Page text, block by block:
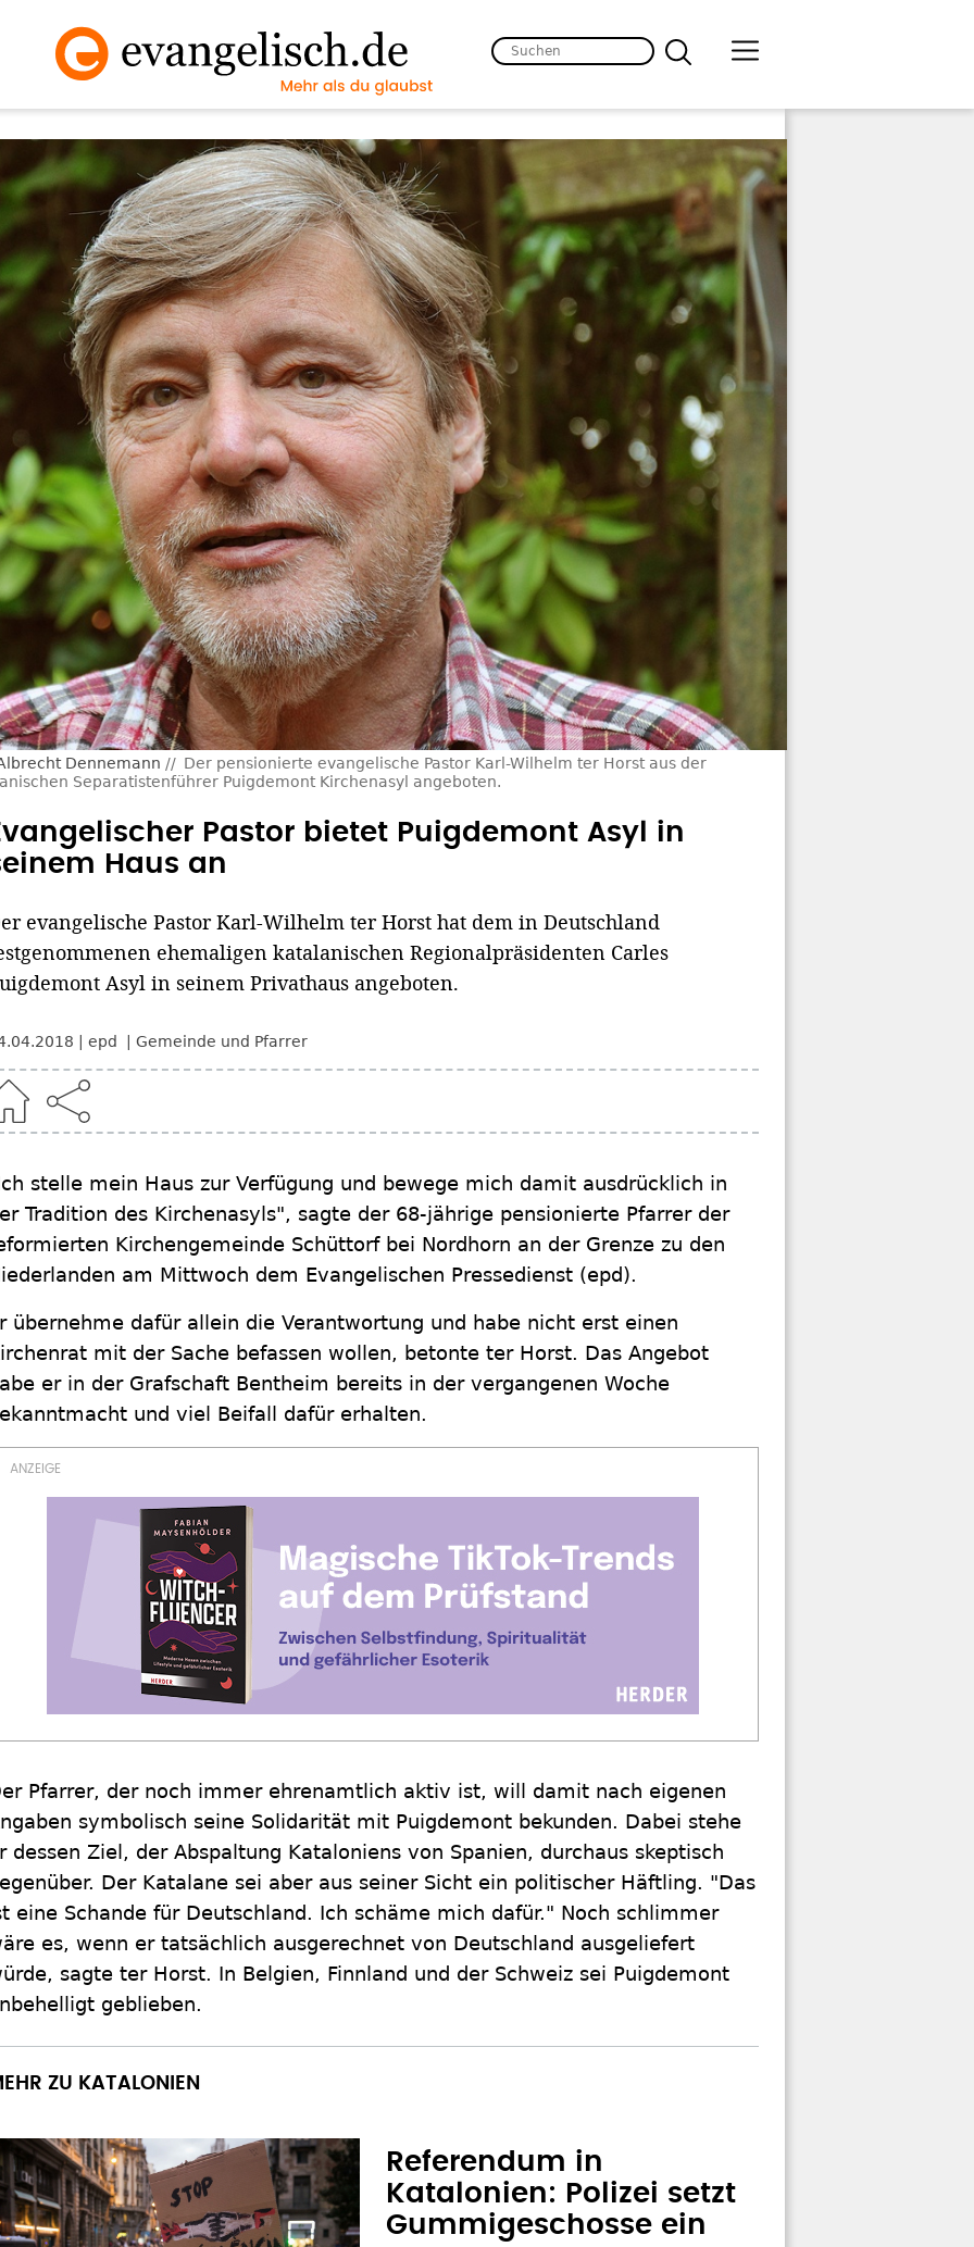
Dennemann
Der pensionierte evangelische Pastor Karl-Wilhelm ter Horst aus der
Separatistenführer Puigdemont Kirchenasyl angeboten.
Pastor bietet Puigdemont Asyl in
Haus an
evangelische Pastor Karl-Wilhelm ter Horst hat dem in Deutschland
ehemaligen katalanischen Regionalpräsidenten Carles
Asyl in seinem Privathaus angeboten.
epd Gemeinde und Pfarrer
stelle mein Haus zur Verfügung und bewege mich damit ausdrücklich in
Tradition des Kirchenasyls", sagte der 68-jährige pensionierte Pfarrer der
Kirchengemeinde Schüttorf bei Nordhorn an der Grenze zu den
am Mittwoch dem Evangelischen Pressedienst (epd).
übernehme dafür allein die Verantwortung und habe nicht erst einen
mit der Sache befassen wollen, betonte ter Horst. Das Angebot
er in der Grafschaft Bentheim bereits in der vergangenen Woche
und viel Beifall dafür erhalten.
Pfarrer, der noch immer ehrenamtlich aktiv ist, will damit nach eigenen
symbolisch seine Solidarität mit Puigdemont bekunden. Dabei stehe
dessen Ziel, der Abspaltung Kataloniens von Spanien, durchaus skeptisch
Der Katalane sei aber aus seiner Sicht ein politischer Häftling. "Das
eine Schande für Deutschland. Ich schäme mich dafür." Noch schlimmer
es, wenn er tatsächlich ausgerechnet von Deutschland ausgeliefert
sagte ter Horst. In Belgien, Finnland und der Schweiz sei Puigdemont
geblieben.
ZU KATALONIEN
Referendum in
Katalonien: Polizei setzt
Gummigeschosse ein